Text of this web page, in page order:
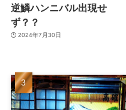
逆鱗ハンニバル出現せ
ず？？
2024年7月30日